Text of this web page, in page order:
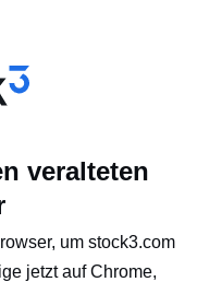
veralteten
um stock3.com
jetzt auf Chrome,